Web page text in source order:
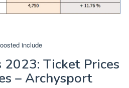
include
Ticket Prices
– Archysport